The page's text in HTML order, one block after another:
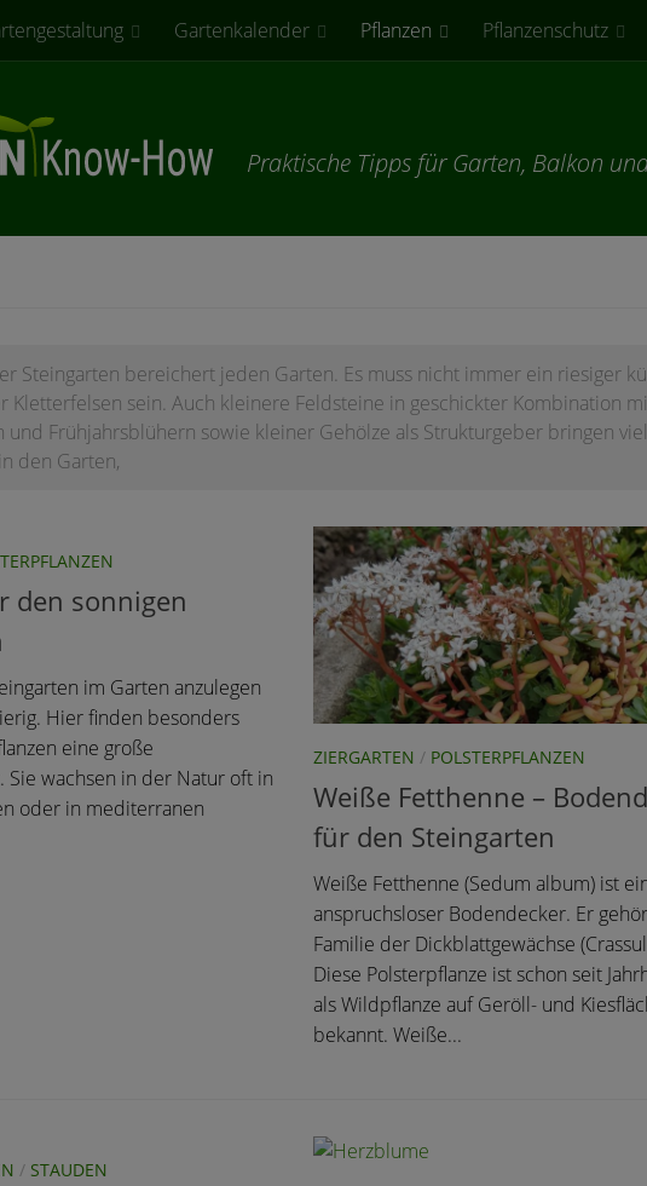
Gartenkalender Pflanzen Pflanzenschutz
Praktische Tipps für Garten, Balkon
Steingarten bereichert jeden Garten. Es muss nicht immer ein riesiger
Kletterfelsen sein. Auch kleinere Feldsteine in geschickter Kombination
und Frühjahrsblühern sowie kleiner Gehölze als Strukturgeber bringen viel
den Garten,
den sonnigen
im Garten anzulegen
Hier finden besonders
eine große
Sie wachsen in der Natur oft in
oder in mediterranen
ZIERGARTEN / POLSTERPFLANZEN
Weiße Fetthenne –
für den Steingarten
Weiße Fetthenne (Sedum album) ist
anspruchsloser Bodendecker. Er
Familie der Dickblattgewächse
Diese Polsterpflanze ist schon seit
als Wildpflanze auf Geröll- und
bekannt. Weiße...
/ STAUDEN